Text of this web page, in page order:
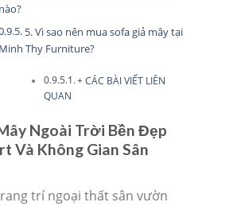
nào?
5. Vì sao nên mua sofa giả mây tại
Minh Thy Furniture?
+ CÁC BÀI VIẾT LIÊN
QUAN
Ngoài Trời Bền Đẹp
Và Không Gian Sân
trí ngoại thất sân vườn